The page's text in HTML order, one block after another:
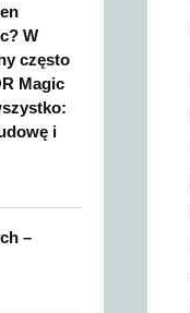
W
często
Magic
i
–